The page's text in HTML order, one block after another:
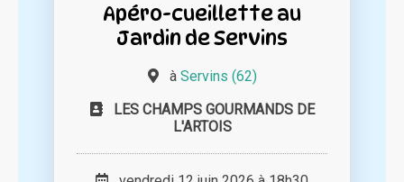
Apéro-cueillette au
Jardin de Servins
à Servins (62)
LES CHAMPS GOURMANDS DE
L'ARTOIS